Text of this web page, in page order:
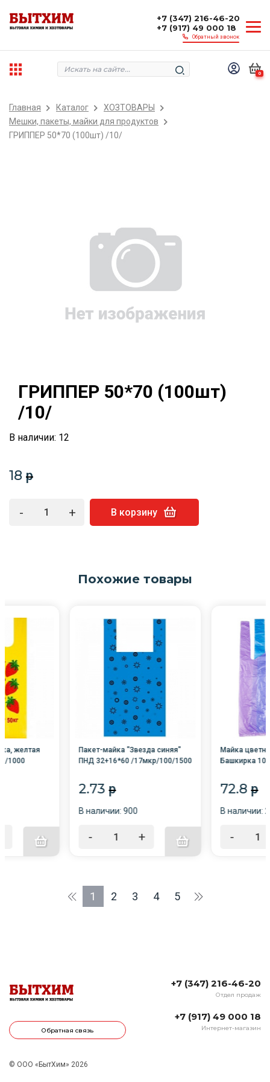
+7 (347) 216-46-20
+7 (917) 49 000 18
Обратный звонок
0
Главная Каталог
ХОЗТОВАРЫ
Мешки, пакеты, майки для продуктов
ГРИППЕР 50*70 (100шт) /10/
ГРИППЕР 50*70 (100шт)
/10/
В наличии: 12
18 p
- + В корзину
Похожие товары
желтая
1000
Пакет-майка "Звезда синяя"
ПНД 32+16*60 /17мкр/100/1500
2.73 p
В наличии: 900
- +
Майка
Башкирка
72.8 p
В наличии: 2
-
1 2 3 4 5
Обратная связь
+7 (347) 216-46-20
Отдел продаж
+7 (917) 49 000 18
Интернет-магазин
© ООО «БытХим» 2026